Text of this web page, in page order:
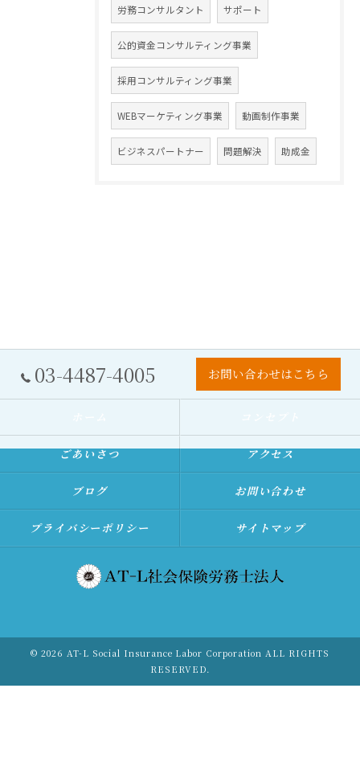
労務コンサルタント サポート
公的資金コンサルティング事業
採用コンサルティング事業
WEBマーケティング事業 動画制作事業
ビジネスパートナー 問題解決 助成金
03-4487-4005 お問い合わせはこちら
ごあいさつ アクセス
ブログ お問い合わせ
プライバシーポリシー サイトマップ
© 2026 AT-L Social Insurance Labor Corporation ALL RIGHTS
RESERVED.